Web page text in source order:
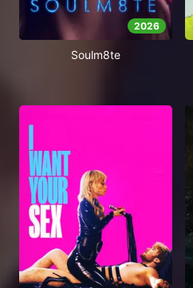
2026
Soulm8te